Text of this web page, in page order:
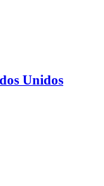
Unidos